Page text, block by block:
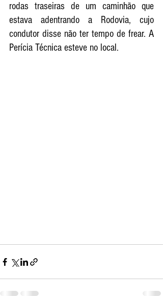
rodas traseiras de um caminhão que
estava adentrando a Rodovia, cujo
condutor disse não ter tempo de frear. A
Perícia Técnica esteve no local.